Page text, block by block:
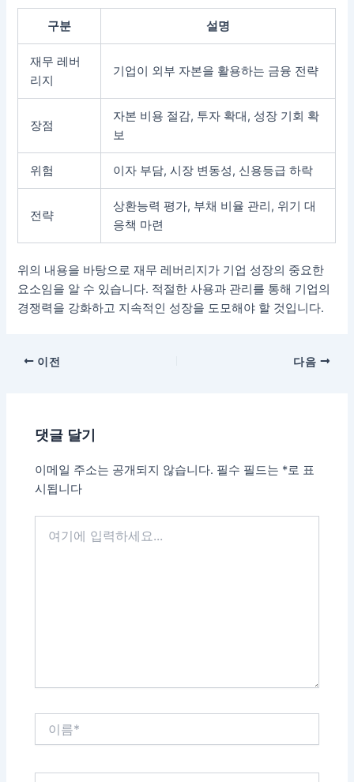
구분 설명
재무 레버
리지
기업이 외부 자본을 활용하는 금융 전략
장점
자본 비용 절감, 투자 확대, 성장 기회 확
보
위험 이자 부담, 시장 변동성, 신용등급 하락
전략
상환능력 평가, 부채 비율 관리, 위기 대
응책 마련
위의 내용을 바탕으로 재무 레버리지가 기업 성장의 중요한
요소임을 알 수 있습니다. 적절한 사용과 관리를 통해 기업의
경쟁력을 강화하고 지속적인 성장을 도모해야 할 것입니다.
이전 다음
댓글 달기
이메일 주소는 공개되지 않습니다. 필수 필드는 *로 표
시됩니다